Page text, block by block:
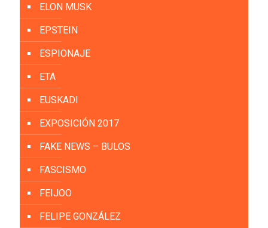
ELON MUSK
EPSTEIN
ESPIONAJE
ETA
EUSKADI
EXPOSICIÓN 2017
FAKE NEWS – BULOS
FASCISMO
FEIJOO
FELIPE GONZÁLEZ